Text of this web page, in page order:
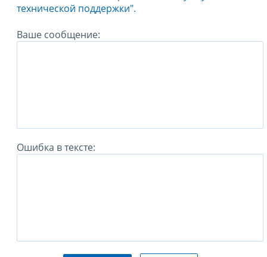
технической поддержки".
Ваше сообщение:
Ошибка в тексте: